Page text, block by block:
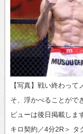
【写真】戦い終わっ
そ、浮かべることがで
ビューは後日掲載しま
キロ契約／4分2R＞ タ